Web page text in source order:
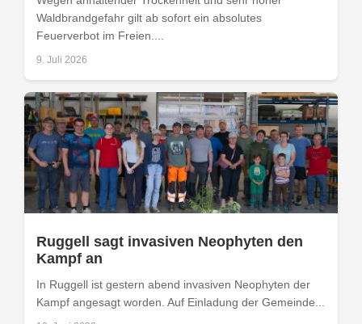
Waldbrandgefahr gilt ab sofort ein absolutes
Feuerverbot im Freien....
9. Juli 2026
Ruggell sagt invasiven Neophyten den
Kampf an
In Ruggell ist gestern abend invasiven Neophyten der
Kampf angesagt worden. Auf Einladung der Gemeinde...